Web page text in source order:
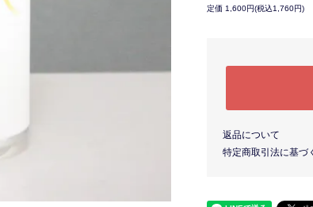
定価 1,600円(税込1,760円)
返品について
特定商取引法に基づ